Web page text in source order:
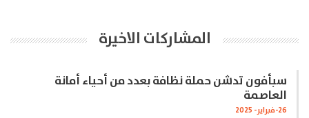
المشاركات الاخيرة
سبأفون تدشن حملة نظافة بعدد من أحياء أمانة
العاصمة
26-فبراير- 2025